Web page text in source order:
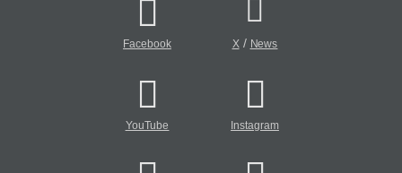
Facebook X/ News
YouTube Instagram